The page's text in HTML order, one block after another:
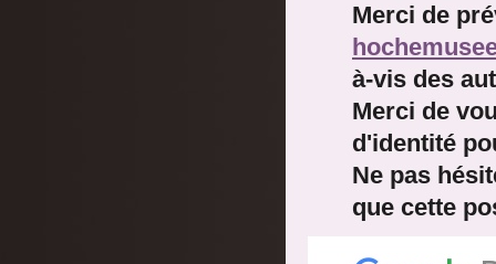
Merci de
à-vis des
Merci de
d'identité
Ne pas
que cette